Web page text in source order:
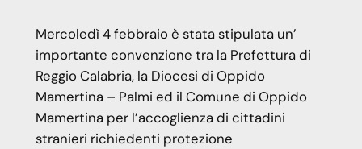
Mercoledì 4 febbraio è stata stipulata un’
importante convenzione tra la Prefettura di
Reggio Calabria, la Diocesi di Oppido
Mamertina – Palmi ed il Comune di Oppido
Mamertina per l’accoglienza di cittadini
stranieri richiedenti protezione